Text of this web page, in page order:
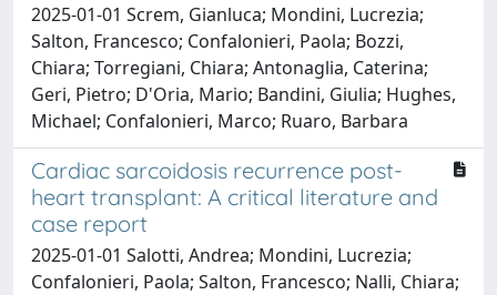
2025-01-01 Screm, Gianluca; Mondini, Lucrezia;
Salton, Francesco; Confalonieri, Paola; Bozzi,
Chiara; Torregiani, Chiara; Antonaglia, Caterina;
Geri, Pietro; D'Oria, Mario; Bandini, Giulia; Hughes,
Michael; Confalonieri, Marco; Ruaro, Barbara
Cardiac sarcoidosis recurrence post-
heart transplant: A critical literature and
case report
2025-01-01 Salotti, Andrea; Mondini, Lucrezia;
Confalonieri, Paola; Salton, Francesco; Nalli, Chiara;